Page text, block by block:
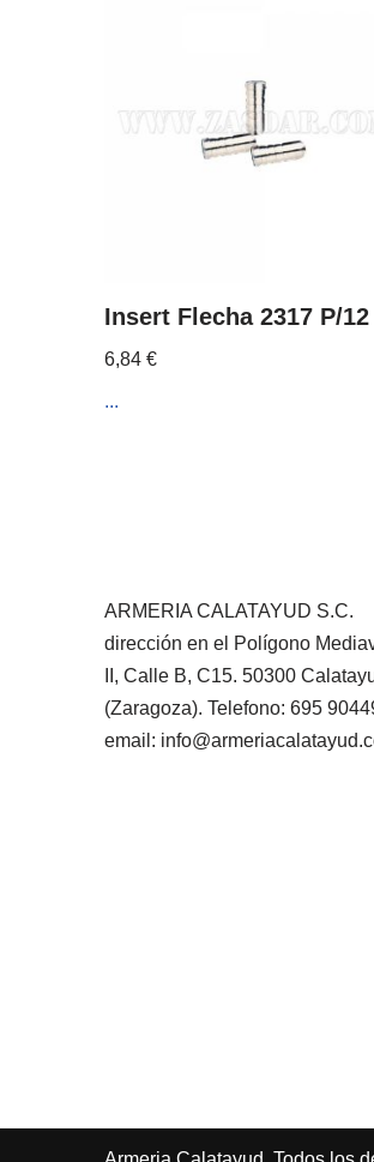
Insert Flecha 2317 P/12
6,84 €
...
ARMERIA CALATAYUD S.C.
dirección en el Polígono
II, Calle B, C15. 50300
(Zaragoza). Telefono: 695
email: